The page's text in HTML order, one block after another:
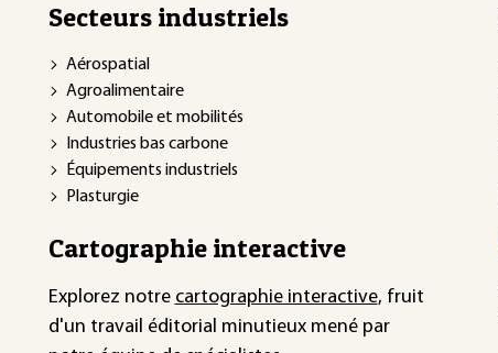
Secteurs industriels
Aérospatial
Agroalimentaire
Automobile et mobilités
Industries bas carbone
Équipements industriels
Plasturgie
Cartographie interactive
Explorez notre cartographie interactive, fruit
d'un travail éditorial minutieux mené par